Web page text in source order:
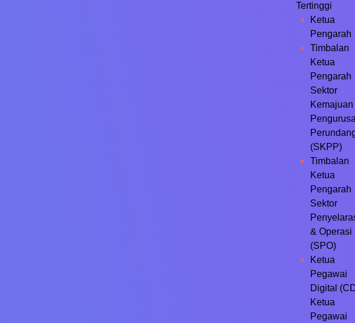
Tertinggi
Ketua
Pengarah
Timbalan
Ketua
Pengarah
Sektor
Kemajuan
(SKPP)
Timbalan
Ketua
Pengarah
Sektor
& Operasi
(SPO)
Ketua
Pegawai
Digital
Ketua
Pegawai